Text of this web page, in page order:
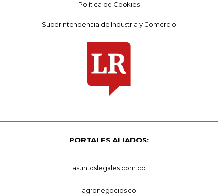
Política de Cookies
Superintendencia de Industria y Comercio
PORTALES ALIADOS:
asuntoslegales.com.co
agronegocios.co